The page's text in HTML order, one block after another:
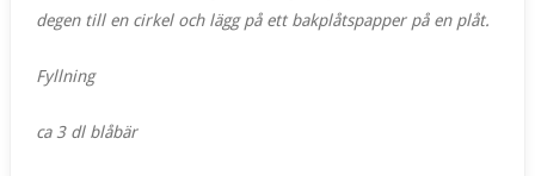
degen till en cirkel och lägg på ett bakplåtspapper på en plåt.
Fyllning
ca 3 dl blåbär